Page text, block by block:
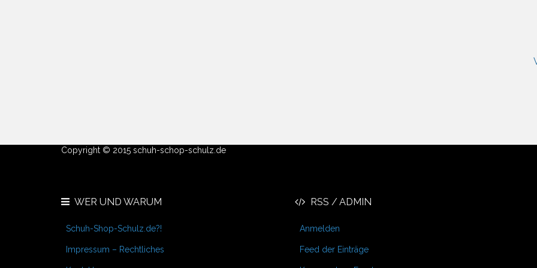
Copyright © 2015 schuh-schop-schulz.de
WER UND WARUM
Schuh-Shop-Schulz.de?!
Impressum – Rechtliches
RSS / ADMIN
Anmelden
Feed der Einträge